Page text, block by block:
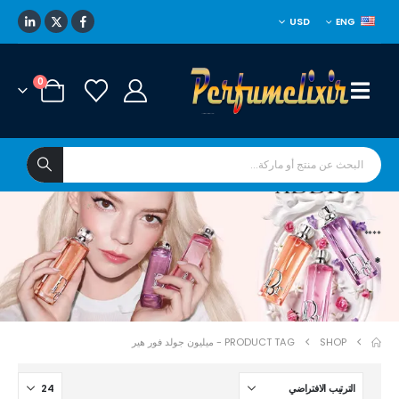
ENG
USD
0
****
*
SHOP
PRODUCT TAG - ميليون جولد فور هير